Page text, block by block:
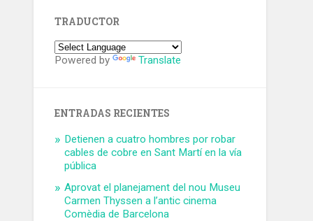
TRADUCTOR
Powered by Translate
ENTRADAS RECIENTES
Detienen a cuatro hombres por robar
cables de cobre en Sant Martí en la vía
pública
Aprovat el planejament del nou Museu
Carmen Thyssen a l’antic cinema
Comèdia de Barcelona